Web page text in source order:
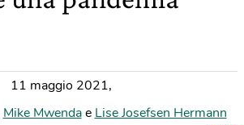
11 maggio 2021,
Mike Mwendae Lise Josefsen Hermann